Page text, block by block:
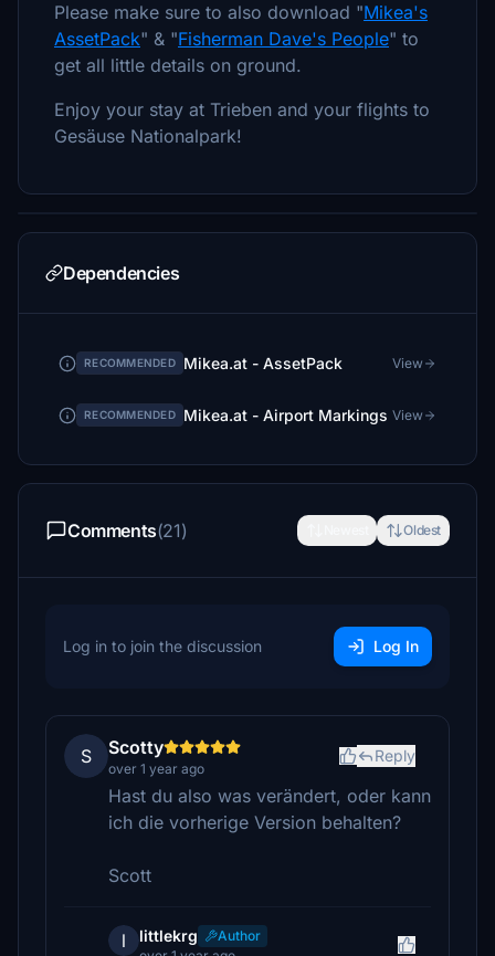
Please make sure to also download "Mikea's
AssetPack" & "Fisherman Dave's People" to
get all little details on ground.
Enjoy your stay at Trieben and your flights to
Gesäuse Nationalpark!
Dependencies
RECOMMENDED Mikea.at - AssetPack View
RECOMMENDED Mikea.at - Airport Markings View
Comments(21) Oldest
Log in to join the discussion Log In
S Scotty
over 1 year ago
Reply
Hast du also was verändert, oder kann
ich die vorherige Version behalten?
Scott
l littlekrg
Author